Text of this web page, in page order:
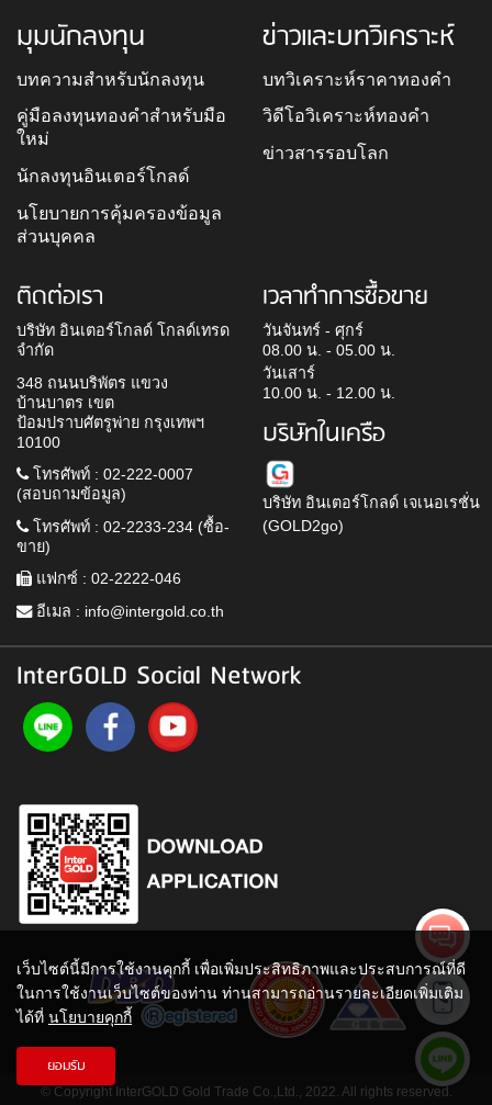
มุมนักลงทุน
บทความสำหรับนักลงทุน
คู่มือลงทุนทองคำสำหรับมือ
ใหม่
นักลงทุนอินเตอร์โกลด์
นโยบายการคุ้มครองข้อมูล
ส่วนบุคคล
ข่าวและบทวิเคราะห์
บทวิเคราะห์ราคาทองคำ
วิดีโอวิเคราะห์ทองคำ
ข่าวสารรอบโลก
ติดต่อเรา
บริษัท อินเตอร์โกลด์ โกลด์เทรด
จำกัด
348 ถนนบริพัตร แขวง
บ้านบาตร เขต
ป้อมปราบศัตรูพ่าย กรุงเทพฯ
10100
โทรศัพท์ : 02-222-0007
(สอบถามข้อมูล)
โทรศัพท์ : 02-2233-234 (ซื้อ-
ขาย)
แฟกซ์ : 02-2222-046
อีเมล : info@intergold.co.th
เวลาทำการซื้อขาย
วันจันทร์ - ศุกร์
08.00 น. - 05.00 น.
วันเสาร์
10.00 น. - 12.00 น.
บริษัทในเครือ
บริษัท อินเตอร์โกลด์ เจเนอเรชั่น
(GOLD2go)
InterGOLD Social Network
© Copyright InterGOLD Gold Trade Co.,Ltd., 2022. All rights reserved.
เว็บไซต์นี้มีการใช้งานคุกกี้ เพื่อเพิ่มประสิทธิภาพและประสบการณ์ที่ดี
ในการใช้งานเว็บไซต์ของท่าน ท่านสามารถอ่านรายละเอียดเพิ่มเติม
ได้ที่ นโยบายคุกกี้
ยอมรับ